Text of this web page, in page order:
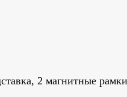
2 магнитные